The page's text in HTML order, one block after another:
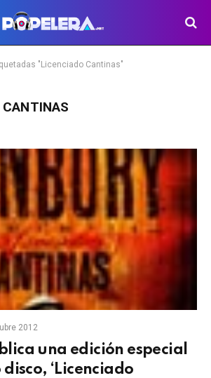
"Licenciado Cantinas"
CANTINAS
2012
una edición especial
‘Licenciado